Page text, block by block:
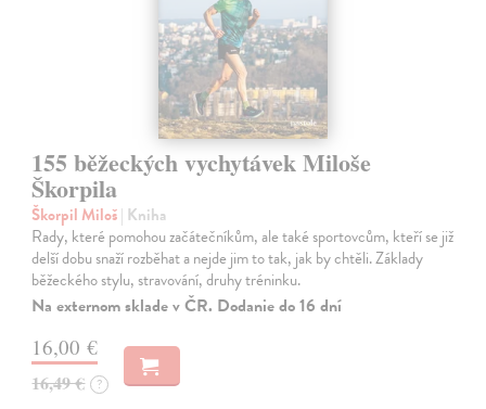
155 běžeckých vychytávek Miloše
Škorpila
Škorpil Miloš| Kniha
Rady, které pomohou začátečníkům, ale také sportovcům, kteří se již
delší dobu snaží rozběhat a nejde jim to tak, jak by chtěli. Základy
běžeckého stylu, stravování, druhy tréninku.
Na externom sklade v ČR. Dodanie do 16 dní
16,00 €
16,49 € ?